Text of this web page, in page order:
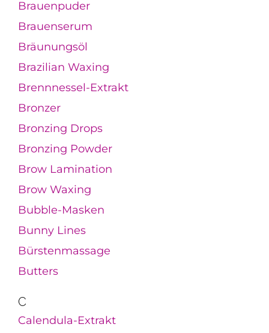
Brauenpuder
Brauenserum
Bräunungsöl
Brazilian Waxing
Brennnessel-Extrakt
Bronzer
Bronzing Drops
Bronzing Powder
Brow Lamination
Brow Waxing
Bubble-Masken
Bunny Lines
Bürstenmassage
Butters
C
Calendula-Extrakt